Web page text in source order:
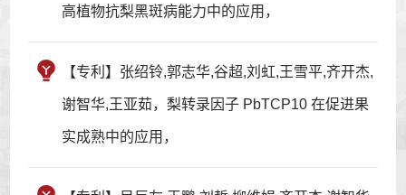
高植物抗梨黑斑病能力中的应用，
【专利】张绍铃,郭志华,谷超,刘虹,王雪平,齐开杰,
谢智华,王亚茹，梨转录因子 PbTCP10 在促进果
实成熟中的应用，